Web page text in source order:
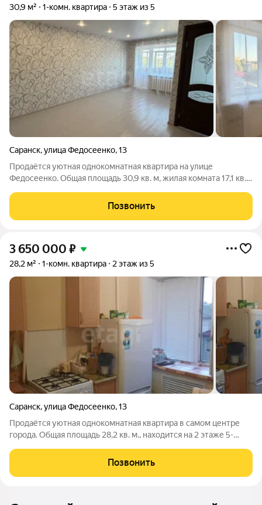
30,9 м² 1-комн. квартира 5 этаж из 5
Саранск,улица Федосеенко,13
Продаётся уютная однокомнатная квартира на улице
Федосеенко. Общая площадь 30,9 кв. м, жилая комната 17,1 кв.
пятиэтажного дома, санузел совмещённый, есть балкон.
Выполнен современный
Позвонить
3 650 000 ₽
28,2 м² 1-комн. квартира 2 этаж из 5
Саранск,улица Федосеенко,13
Продаётся уютная однокомнатная квартира в самом центре
города. Общая площадь 28,2 кв. м., находится на 2 этаже 5-
кв. м., санузел совмещенный. Состояние жилое. В шаговой
доступности
Позвонить